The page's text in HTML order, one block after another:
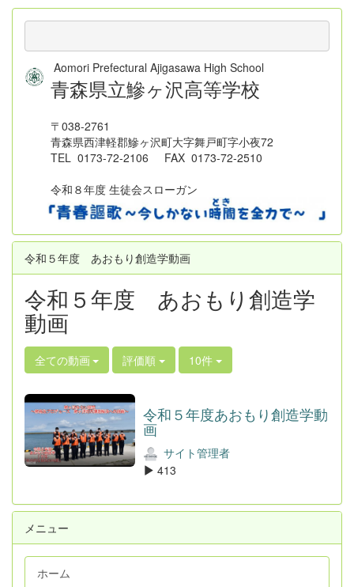
Aomori Prefectural Ajigasawa High School
青森県立鰺ヶ沢高等学校
〒038-2761
青森県西津軽郡鰺ヶ沢町大字舞戸町字小夜72
TEL 0173-72-2106 FAX 0173-72-2510
令和８年度 生徒会スローガン
令和５年度 あおもり創造学動画
令和５年度 あおもり創造学
動画
全ての動画 評価順 10件
令和５年度あおもり創造学動
画
サイト管理者
413
メニュー
ホーム